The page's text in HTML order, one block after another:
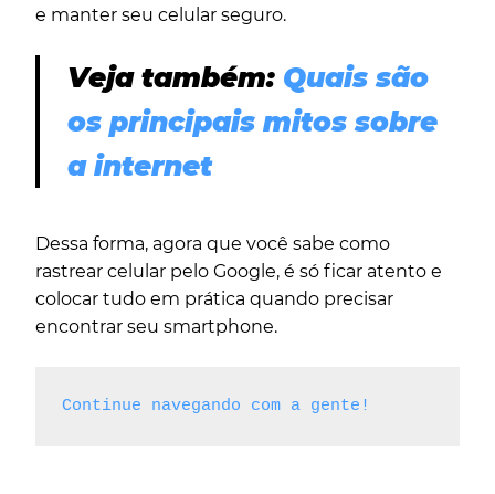
e manter seu celular seguro.
Veja também: Quais são
os principais mitos sobre
a internet
Dessa forma, agora que você sabe como
rastrear celular pelo Google, é só ficar atento e
colocar tudo em prática quando precisar
encontrar seu smartphone.
Continue navegando com a gente!